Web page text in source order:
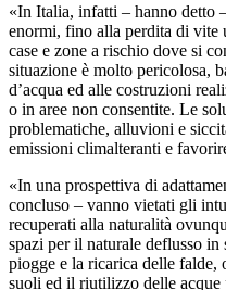
«In Italia, infatti – hanno detto
enormi, fino alla perdita di vite
case e zone a rischio dove si
situazione è molto pericolosa,
d’acqua ed alle costruzioni
o in aree non consentite. Le
problematiche, alluvioni e
emissioni climalteranti e
«In una prospettiva di
concluso – vanno vietati gli
recuperati alla naturalità
spazi per il naturale deflusso in
piogge e la ricarica delle
suoli ed il riutilizzo delle acque